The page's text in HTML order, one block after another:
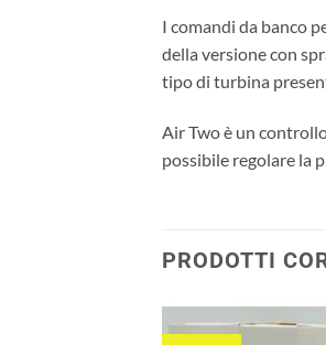
I comandi da banco
della versione con
tipo di turbina
Air Two è un
possibile regolare la
PRODOTTI